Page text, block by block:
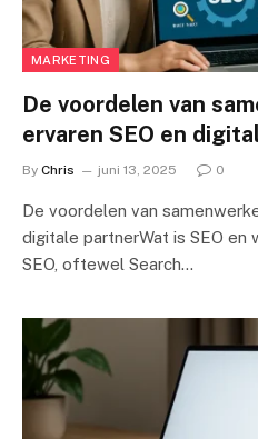
MARKETING
De voordelen van
ervaren SEO en
By Chris juni 13, 2025 0
De voordelen van
digitale partnerWat is SEO en
SEO, oftewel Search…